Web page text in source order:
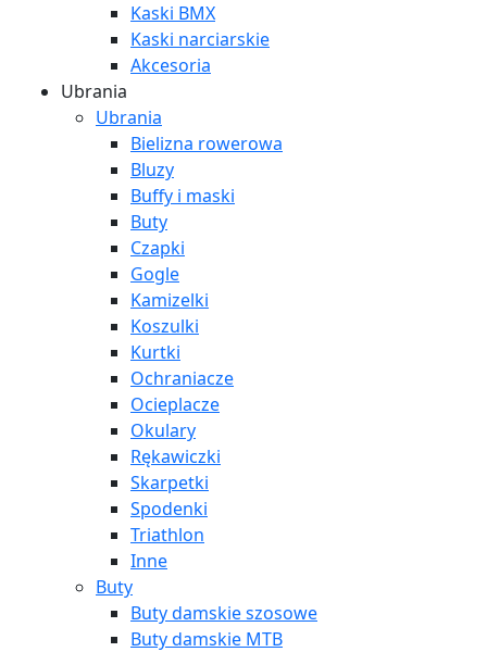
Kaski BMX
Kaski narciarskie
Akcesoria
Ubrania
Ubrania
Bielizna rowerowa
Bluzy
Buffy i maski
Buty
Czapki
Gogle
Kamizelki
Koszulki
Kurtki
Ochraniacze
Ocieplacze
Okulary
Rękawiczki
Skarpetki
Spodenki
Triathlon
Inne
Buty
Buty damskie szosowe
Buty damskie MTB